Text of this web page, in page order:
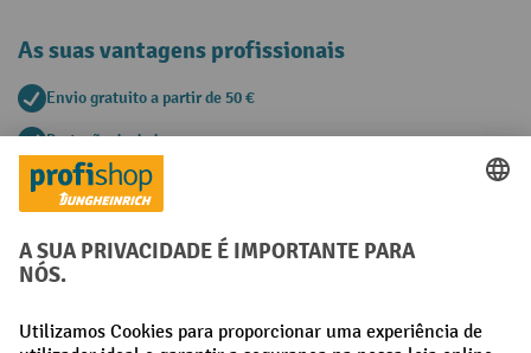
As suas vantagens profissionais
Envio gratuito a partir de 50 €
Proteção de dados segura
Aconselhamento pessoal de compra
Métodos de pagamento
Creditcard (Master)Creditcard (Visa)Pré-pagamento